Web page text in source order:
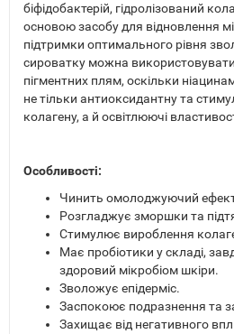
біфідобактерій, гідролізований
основою засобу для відновлення
підтримки оптимального рівня
сироватку можна
пігментних плям, оскільки
не тільки антиоксидантну та
колагену, а й освітлюючі
Особливості:
Чинить омолоджуючий
Розгладжує зморшки та
Стимулює вироблення
Має пробіотики у складі,
здоровий мікробіом шкіри.
Зволожує епідерміс.
Заспокоює подразнення та
Захищає від негативного